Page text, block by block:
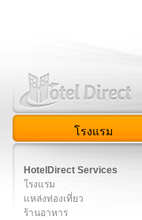
โรงแรม
HotelDirect Services
โรงแรม
แหล่งท่องเที่ยว
ร้านอาหาร